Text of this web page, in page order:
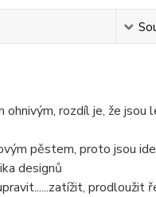
rozdíl je, že
pěstem, proto jsou
designů
prodloužit